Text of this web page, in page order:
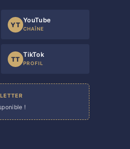
YT
YouTube
CHAÎNE
TT
TikTok
PROFIL
!